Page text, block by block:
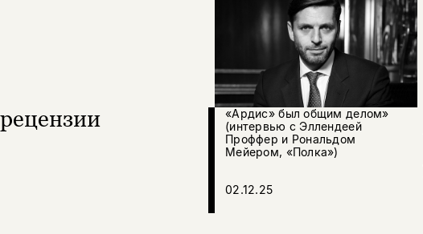
рецензии
«Ардис» был общим делом»
(интервью с Эллендеей
Проффер и Рональдом
Мейером, «Полка»)
02.12.25